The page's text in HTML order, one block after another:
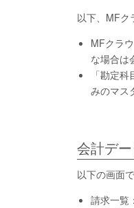
以下、MFク
MFクラ
な場合は
「勘定
みのマス
会計デ
以下の画面
請求一覧